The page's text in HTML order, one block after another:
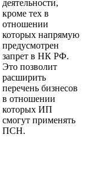
деятельности,
кроме тех в
отношении
которых напрямую
предусмотрен
запрет в НК РФ.
Это позволит
расширить
перечень бизнесов
в отношении
которых ИП
смогут применять
ПСН.